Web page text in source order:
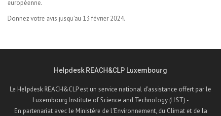
européenne.
Donnez votre avis jusqu’au 13 février 2024.
Helpdesk REACH&CLP Luxembourg
Le Helpdesk REACH&CLP est un service national d'assistance offert par le
Luxembourg Institute of Science and Technology (LIST) -
En partenariat avec le Ministère de l'Environnement, du Climat et de la